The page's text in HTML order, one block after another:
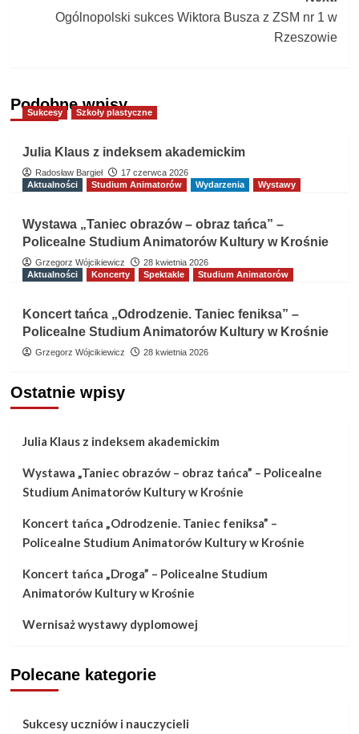
Ogólnopolski sukces Wiktora Busza z ZSM nr 1 w
Rzeszowie
Podobne wpisy
Sukcesy Szkoły plastyczne
Julia Klaus z indeksem akademickim
Radosław Bargieł
17 czerwca 2026
Aktualności
Studium Animatorów Wydarzenia Wystawy
Wystawa „Taniec obrazów – obraz tańca” –
Policealne Studium Animatorów Kultury w Krośnie
Grzegorz Wójcikiewicz
28 kwietnia 2026
Aktualności
Koncerty Spektakle Studium Animatorów
Koncert tańca „Odrodzenie. Taniec feniksa” –
Policealne Studium Animatorów Kultury w Krośnie
Grzegorz Wójcikiewicz 28 kwietnia 2026
Ostatnie wpisy
Julia Klaus z indeksem akademickim
Wystawa „Taniec obrazów – obraz tańca” – Policealne
Studium Animatorów Kultury w Krośnie
Koncert tańca „Odrodzenie. Taniec feniksa” –
Policealne Studium Animatorów Kultury w Krośnie
Koncert tańca „Droga” – Policealne Studium
Animatorów Kultury w Krośnie
Wernisaż wystawy dyplomowej
Polecane kategorie
Sukcesy uczniów i nauczycieli